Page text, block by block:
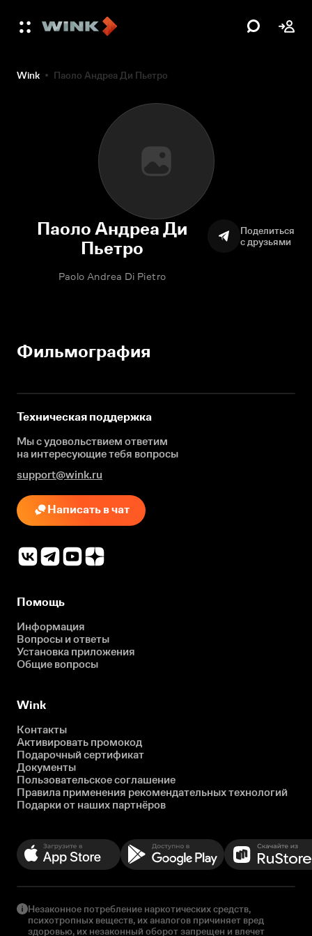
Wink Паоло Андреа Ди Пьетро
Паоло Андреа Ди
Пьетро
Paolo Andrea Di Pietro
Поделиться
с друзьями
Фильмография
Техническая поддержка
Мы с удовольствием ответим
на интересующиетебя вопросы
support@wink.ru
Написать в чат
Помощь
Информация
Вопросы и ответы
Установка приложения
Общие вопросы
Wink
Контакты
Активировать промокод
Подарочный сертификат
Документы
Пользовательское соглашение
Правила применения рекомендательных технологий
Подарки от наших партнёров
Незаконное потребление наркотических средств,
психотропных веществ, их аналогов причиняет вред
здоровью, их незаконный оборот запрещен и влечет